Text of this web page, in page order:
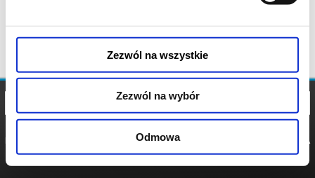
Zezwól na wszystkie
Zezwól na wybór
Odmowa
POLITYKA
POLITYKA